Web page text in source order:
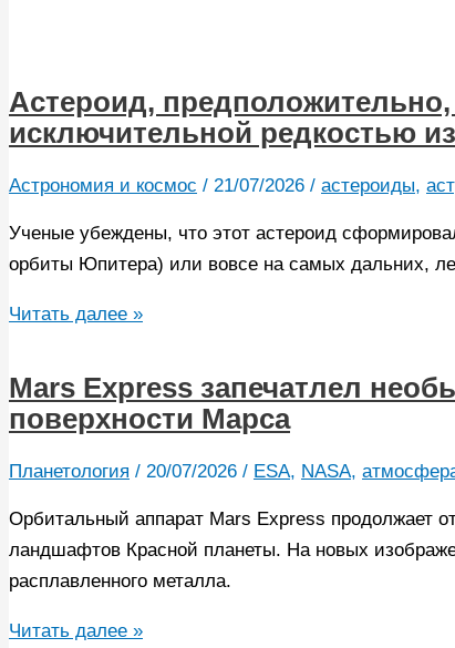
Астероид,
исключительной редкостью
Астрономия и космос / 21/07/2026 / астероиды,
Ученые убеждены, что этот астероид
орбиты Юпитера) или вовсе на самых дальних,
Астероид,
убивший
динозавров,
оказался
исключительной
из
дальних
окраин
Солнечной
Читать далее »
Mars Express запечатлел
поверхности Марса
Планетология / 20/07/2026 / ESA, NASA,
Орбитальный аппарат Mars Express продолжает
ландшафтов Красной планеты. На новых
расплавленного металла.
Mars
Читать далее »